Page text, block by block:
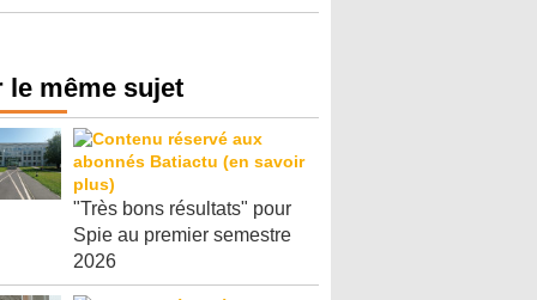
le même sujet
"Très bons résultats" pour
Spie au premier semestre
2026